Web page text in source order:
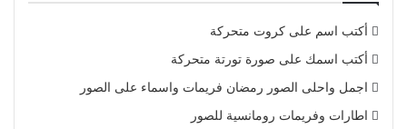
أكتب اسم على كروت متحركة
أكتب اسمك على صورة تورتة متحركة
اجمل واحلى الصور رمضان فريمات واسماء على الصور
اطارات وفريمات رومانسية للصور